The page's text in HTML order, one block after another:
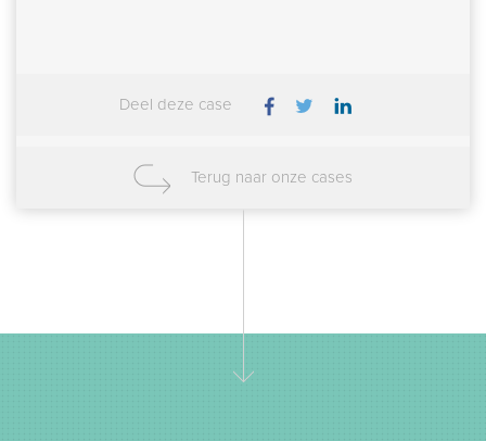
Deel deze case
Terug naar onze cases